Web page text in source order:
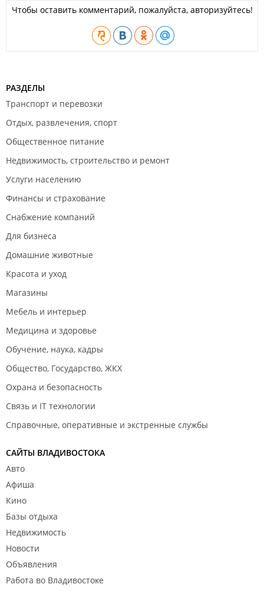
Чтобы оставить комментарий, пожалуйста, авторизуйтесь!
РАЗДЕЛЫ
Транспорт и перевозки
Отдых, развлечения, спорт
Общественное питание
Недвижимость, строительство и ремонт
Услуги населению
Финансы и страхование
Снабжение компаний
Для бизнеса
Домашние животные
Красота и уход
Магазины
Мебель и интерьер
Медицина и здоровье
Обучение, наука, кадры
Общество, Государство, ЖКХ
Охрана и безопасность
Связь и IT технологии
Справочные, оперативные и экстренные службы
САЙТЫ ВЛАДИВОСТОКА
Авто
Афиша
Кино
Базы отдыха
Недвижимость
Новости
Объявления
Работа во Владивостоке